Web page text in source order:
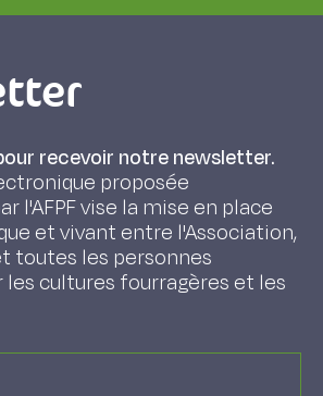
recevoir notre newsletter.
proposée
l'AFPF vise la mise en place
et vivant entre l'Association,
toutes les personnes
les cultures fourragères et les